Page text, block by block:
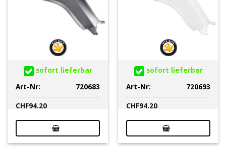
sofort lieferbar
Art-Nr:
720683
CHF94.20
sofort lieferbar
Art-Nr:
720693
CHF94.20